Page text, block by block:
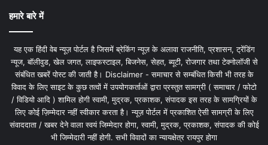
हमारे बारे में
यह एक हिंदी वेब न्यूज़ पोर्टल है जिसमें ब्रेकिंग न्यूज़ के अलावा राजनीति, प्रशासन, ट्रेंडिंग
न्यूज, बॉलीवुड, खेल जगत, लाइफस्टाइल, बिजनेस, सेहत, ब्यूटी, रोजगार तथा टेक्नोलॉजी से
संबंधित खबरें पोस्ट की जाती है। Disclaimer - समाचार से सम्बंधित किसी भी तरह के
विवाद के लिए साइट के कुछ तत्वों में उपयोगकर्ताओं द्वारा प्रस्तुत सामग्री ( समाचार / फोटो
/ विडियो आदि ) शामिल होगी स्वामी, मुद्रक, प्रकाशक, संपादक इस तरह के सामग्रियों के
लिए कोई ज़िम्मेदार नहीं स्वीकार करता है। न्यूज़ पोर्टल में प्रकाशित ऐसी सामग्री के लिए
संवाददाता / खबर देने वाला स्वयं जिम्मेदार होगा, स्वामी, मुद्रक, प्रकाशक, संपादक की कोई
भी जिम्मेदारी नहीं होगी. सभी विवादों का न्यायक्षेत्र रायपुर होगा